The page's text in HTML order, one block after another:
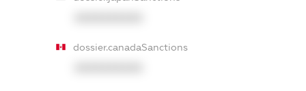
dossier.canadaSanctions